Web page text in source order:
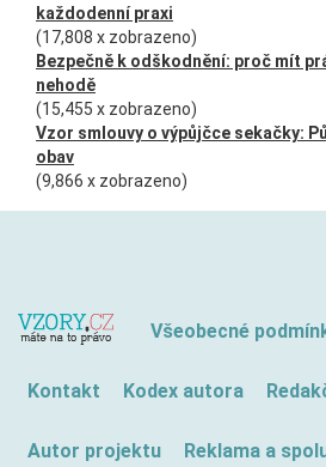
každodenní praxi
(17,808 x zobrazeno)
Bezpečně k odškodnění: proč mít
nehodě
(15,455 x zobrazeno)
Vzor smlouvy o výpůjčce sekačky:
obav
(9,866 x zobrazeno)
Všeobecné
Kontakt Kodex autora
Autor projektu Reklama a